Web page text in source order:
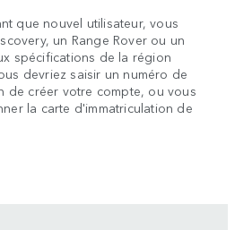
que nouvel utilisateur, vous
un Range Rover ou un
spécifications de la région
devriez saisir un numéro de
de créer votre compte, ou vous
la carte d'immatriculation de